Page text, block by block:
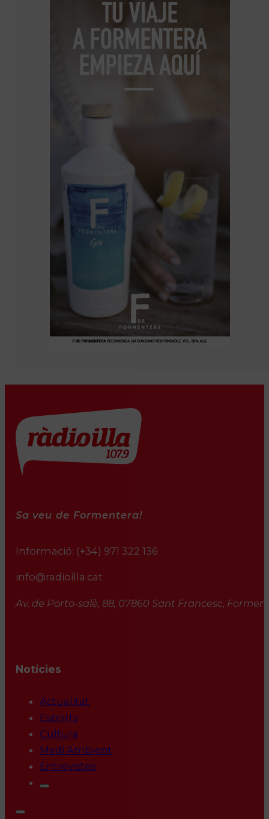
Sa veu de Formentera!
Informació: (+34) 971 322 136
info@radioilla.cat
Av. de Porto-salè, 88, 07860 Sant Francesc,
Notícies
Actualitat
Esports
Cultura
Medi Ambient
Entrevistes